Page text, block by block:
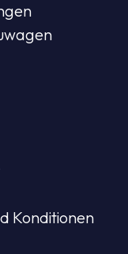
Konditionen